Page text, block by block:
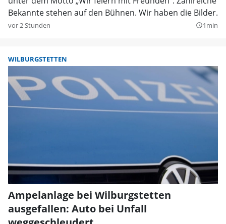
Bekannte stehen auf den Bühnen. Wir haben die Bilder.
vor 2 Stunden query_builder1min
WILBURGSTETTEN
Ampelanlage bei Wilburgstetten
ausgefallen: Auto bei Unfall